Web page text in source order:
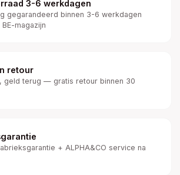
3-6 werkdagen
gegarandeerd binnen 3-6 werkdagen
magazijn
retour
geld terug — gratis retour binnen 30
+ ALPHA&CO service na